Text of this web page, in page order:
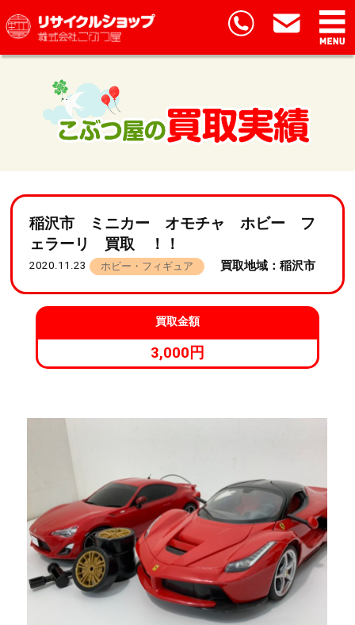
稲沢市 ミニカー オモチャ ホビー フ
ェラーリ 買取 ！！
2020.11.23 ホビー・フィギュア 買取地域：稲沢市
買取金額
3,000円